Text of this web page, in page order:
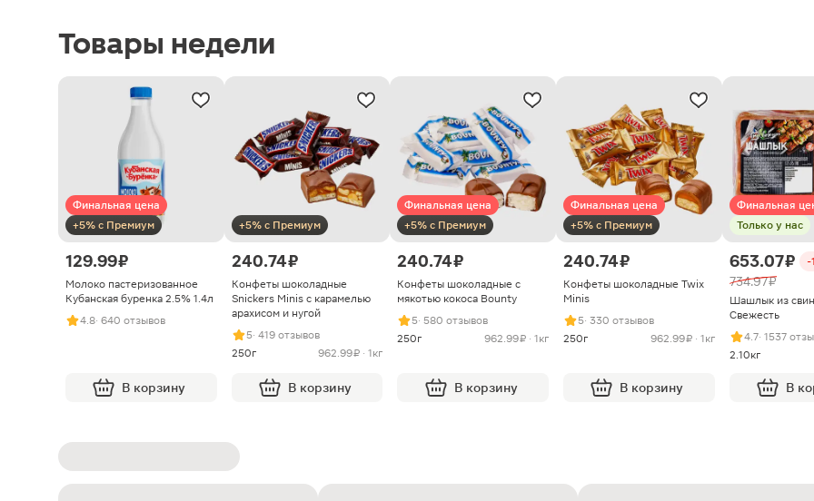
Товары недели
Финальная цена
+5% с Премиум
129.99 ₽
Молоко пастеризованное
Кубанская буренка 2.5% 1.4л
4.8· 640 отзывов
В корзину
+5% с Премиум
240.74 ₽
Конфеты шоколадные
Snickers Minis с карамелью
арахисом и нугой
5· 419 отзывов
250г
962.99 ₽ · 1кг
В корзину
Финальная цена
+5% с Премиум
240.74 ₽
Конфеты шоколадные с
мякотью кокоса Bounty
5· 580 отзывов
250г
962.99 ₽ · 1кг
В корзину
Финальная цена
+5% с Премиум
240.74 ₽
Конфеты шоколадные Twix
Minis
5· 330 отзывов
250г
962.99 ₽ · 1кг
В корзину
Финальная
Только у нас
653.07 ₽ -
734.97 ₽
Шашлык из
Свежесть
4.7· 1537
2.10кг
В